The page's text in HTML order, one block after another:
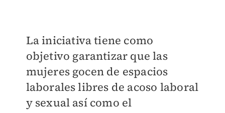
La iniciativa tiene como
objetivo garantizar que las
mujeres gocen de espacios
laborales libres de acoso laboral
y sexual así como el